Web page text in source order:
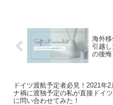
海外
引越
の後
ドイツ渡航予定者必見！2021年2
ナ禍に渡独予定の私が直接ドイ
に問い合わせてみた！